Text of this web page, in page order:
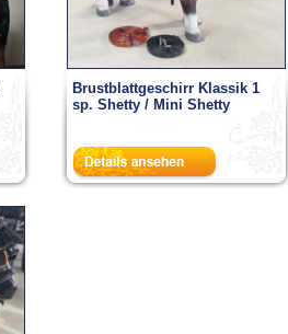
Brustblattgeschirr Klassik 1
sp. Shetty / Mini Shetty